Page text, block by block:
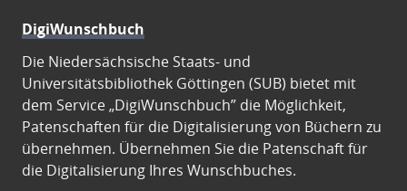
DigiWunschbuch
Die Niedersächsische Staats- und
Universitätsbibliothek Göttingen (SUB) bietet mit
dem Service „DigiWunschbuch” die Möglichkeit,
Patenschaften für die Digitalisierung von Büchern zu
übernehmen. Übernehmen Sie die Patenschaft für
die Digitalisierung Ihres Wunschbuches.